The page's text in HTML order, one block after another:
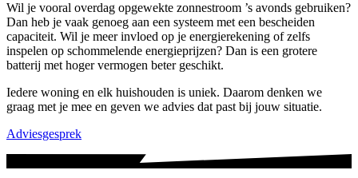
Wil je vooral overdag opgewekte zonnestroom ’s avonds gebruiken?
Dan heb je vaak genoeg aan een systeem met een bescheiden
capaciteit. Wil je meer invloed op je energierekening of zelfs
inspelen op schommelende energieprijzen? Dan is een grotere
batterij met hoger vermogen beter geschikt.
Iedere woning en elk huishouden is uniek. Daarom denken we
graag met je mee en geven we advies dat past bij jouw situatie.
Adviesgesprek